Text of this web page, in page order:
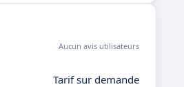
Aucun avis utilisateurs
Tarif sur demande